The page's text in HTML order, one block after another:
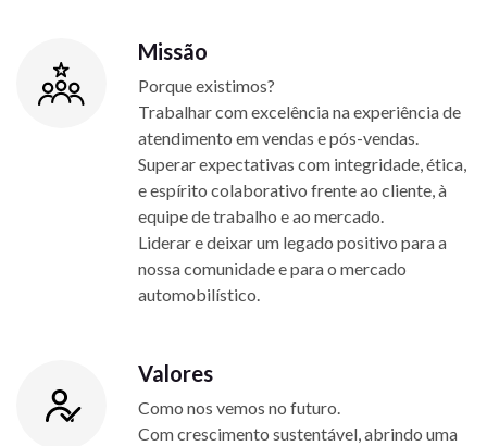
Missão
Porque existimos?
Trabalhar com excelência na experiência de
atendimento em vendas e pós-vendas.
Superar expectativas com integridade, ética,
e espírito colaborativo frente ao cliente, à
equipe de trabalho e ao mercado.
Liderar e deixar um legado positivo para a
nossa comunidade e para o mercado
automobilístico.
Valores
Como nos vemos no futuro.
Com crescimento sustentável, abrindo uma